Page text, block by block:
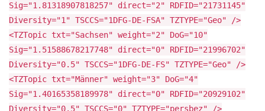
Sig="1.81318907818257" direct="2" RDFID="21731145"
Diversity="1" TSCCS="1DFG-DE-FSA" TZTYPE="Geo" />
<TZTopic txt="Sachsen" weight="2" DoG="10"
Sig="1.51588678217748" direct="0" RDFID="21996702"
Diversity="0.5" TSCCS="1DFG-DE-FS" TZTYPE="Geo" />
<TZTopic txt="Männer" weight="3" DoG="4"
Sig="1.40165358189978" direct="0" RDFID="20929102"
Diversity="0.5" TSCCS="0" TZTYPE="persbez" />